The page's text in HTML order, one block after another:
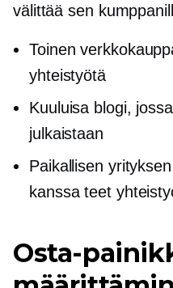
välittää sen
Toinen
yhteistyötä
Kuuluisa blogi,
julkaistaan
Paikallisen
kanssa teet
Osta-